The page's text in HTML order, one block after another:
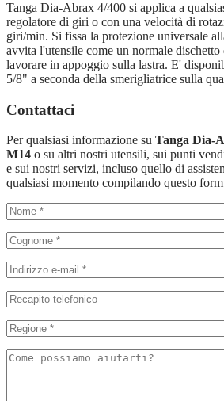
Tanga Dia-Abrax 4/400 si applica a
regolatore di giri o con una velocità di
giri/min. Si fissa la protezione universale
avvita l'utensile come un normale
lavorare in appoggio sulla lastra. E'
5/8" a seconda della smerigliatrice sulla
Contattaci
Per qualsiasi informazione su Tanga Dia-
M14 o su altri nostri utensili, sui punti
e sui nostri servizi, incluso quello di
qualsiasi momento compilando questo